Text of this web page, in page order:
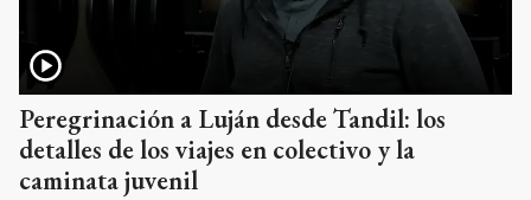
Peregrinación a Luján desde Tandil: los
detalles de los viajes en colectivo y la
caminata juvenil